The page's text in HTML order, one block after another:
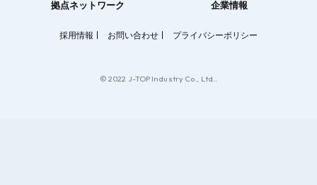
拠点ネットワーク 企業情報
採用情報 お問い合わせ プライバシーポリシー
© 2022 J-TOP Industry Co., Ltd..